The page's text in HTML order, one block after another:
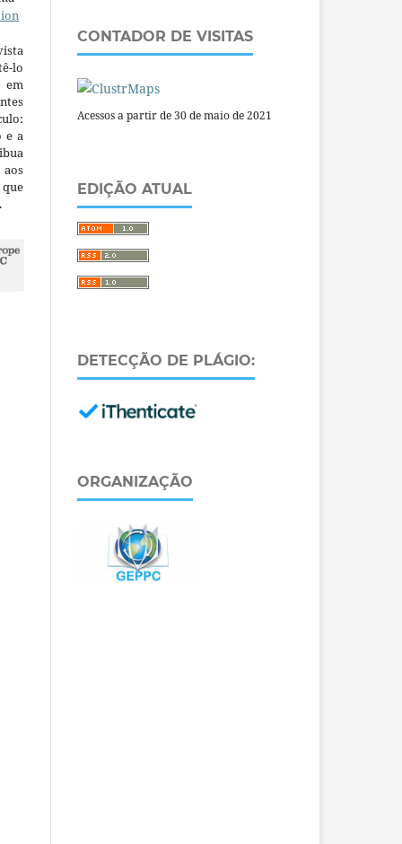
lo
em
e a
CONTADOR DE VISITAS
Acessos a partir de 30 de maio de 2021
EDIÇÃO ATUAL
DETECÇÃO DE PLÁGIO:
ORGANIZAÇÃO